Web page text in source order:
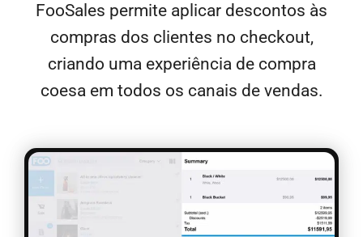
FooSales permite aplicar descontos às
compras dos clientes no checkout,
criando uma experiência de compra
coesa em todos os canais de vendas.